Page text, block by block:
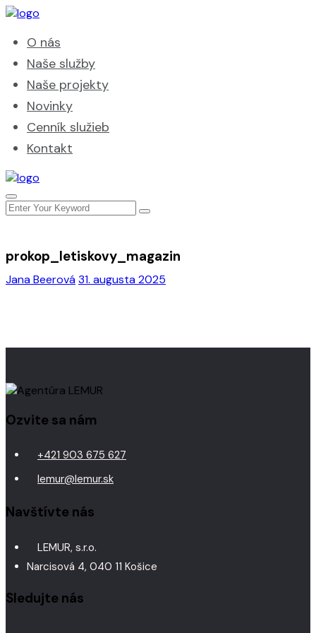
O nás
Naše služby
Naše projekty
Novinky
Cenník služieb
Kontakt
Jana Beerová31. augusta 2025
prokop_letiskovy_magazin
Ozvite sa nám
+421 903 675 627
lemur@lemur.sk
Navštívte nás
LEMUR, s.r.o.
Narcisová 4, 040 11 Košice
Sledujte nás